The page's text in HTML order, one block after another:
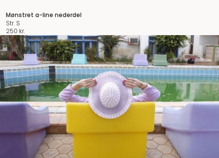
Mønstret a-line nederdel
Str. S
250 kr.